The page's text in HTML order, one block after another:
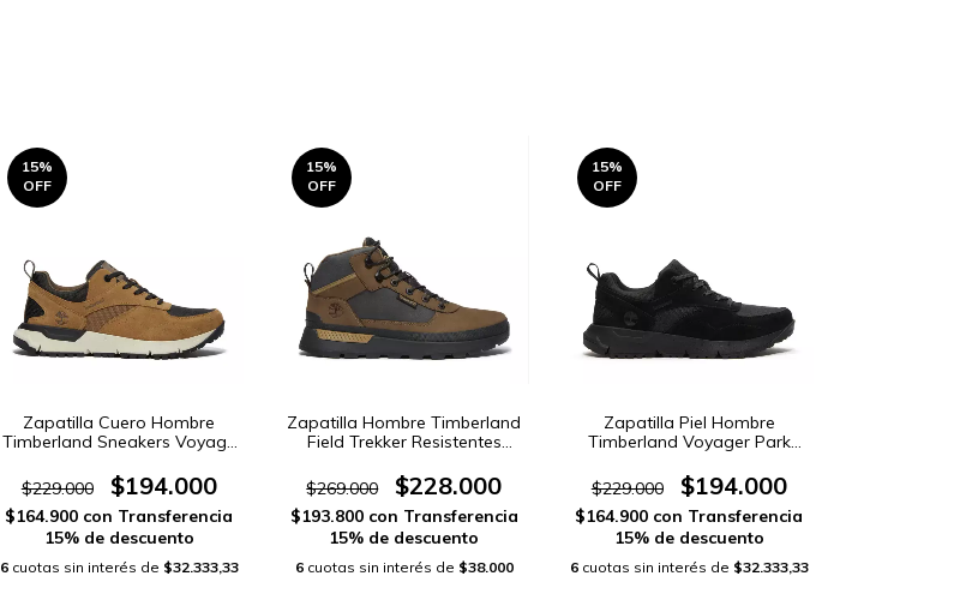
15%
OFF
Zapatilla Cuero Hombre
Timberland Sneakers Voyage
$229.000
$194.000
$164.900 con Transferencia
15% de descuento
6 cuotas sin interés de $32.333,33
15%
OFF
Zapatilla Hombre Timberland
Field Trekker Resistentes
$269.000
$228.000
$193.800 con Transferencia
15% de descuento
6 cuotas sin interés de $38.000
15%
OFF
Zapatilla Piel Hombre
Timberland Voyager Park
$229.000
$194.000
$164.900 con Transferencia
15% de descuento
6 cuotas sin interés de $32.333,33